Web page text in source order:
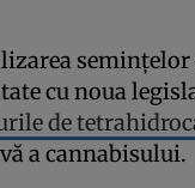
cu noua
de
a cannabisului.